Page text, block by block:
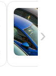
›